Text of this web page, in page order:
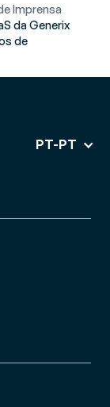
Imprensa
da Generix
de
PT-PT